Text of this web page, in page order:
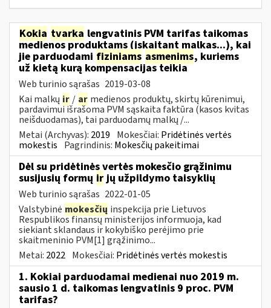
Kokia tvarka lengvatinis PVM tarifas taikomas
medienos produktams (įskaitant malkas...), kai
jie parduodami fiziniams asmenims, kuriems
už kietą kurą kompensacijas teikia
Web turinio sąrašas 2019-03-08
Kai malkų ir / ar medienos produktų, skirtų kūrenimui,
pardavimui išrašoma PVM sąskaita faktūra (kasos kvitas
neišduodamas), tai parduodamų malkų /...
Metai (Archyvas): 2019 Mokesčiai: Pridėtinės vertės
mokestis Pagrindinis: Mokesčių pakeitimai
Dėl su pridėtinės vertės mokesčio grąžinimu
susijusių formų irjų užpildymo taisyklių
Web turinio sąrašas 2022-01-05
Valstybinė mokesčių inspekcija prie Lietuvos
Respublikos finansų ministerijos informuoja, kad
siekiant sklandaus ir kokybiško perėjimo prie
skaitmeninio PVM[1] grąžinimo...
Metai: 2022 Mokesčiai: Pridėtinės vertės mokestis
1. Kokiai parduodamai medienai nuo 2019 m.
sausio 1 d. taikomas lengvatinis 9 proc. PVM
tarifas?